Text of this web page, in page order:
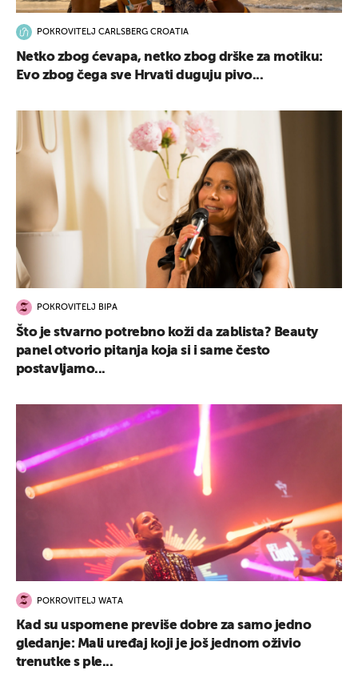
POKROVITELJ CARLSBERG CROATIA
Netko zbog ćevapa, netko zbog drške za motiku:
Evo zbog čega sve Hrvati duguju pivo...
POKROVITELJ BIPA
Što je stvarno potrebno koži da zablista? Beauty
panel otvorio pitanja koja si i same često
postavljamo...
POKROVITELJ WATA
Kad su uspomene previše dobre za samo jedno
gledanje: Mali uređaj koji je još jednom oživio
trenutke s ple...